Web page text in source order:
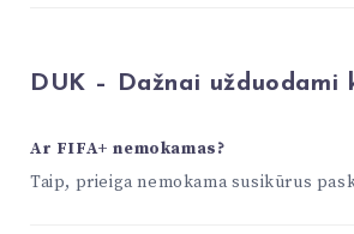
DUK – Dažnai užduodami
Ar FIFA+ nemokamas?
Taip, prieiga nemokama susikūrus